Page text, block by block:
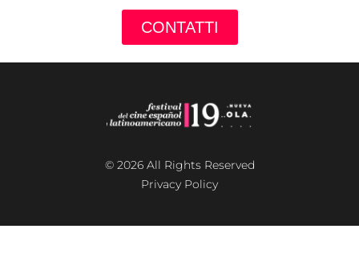
CONTATTI
© 2026 All Rights Reserved
Privacy Policy